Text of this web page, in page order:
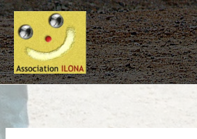
Aller
au
contenu